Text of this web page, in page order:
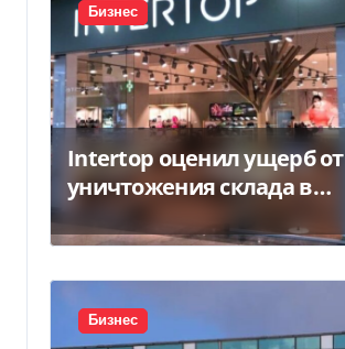
Бизнес
Intertop оценил ущерб от
уничтожения склада в
450 млн грн
Бизнес